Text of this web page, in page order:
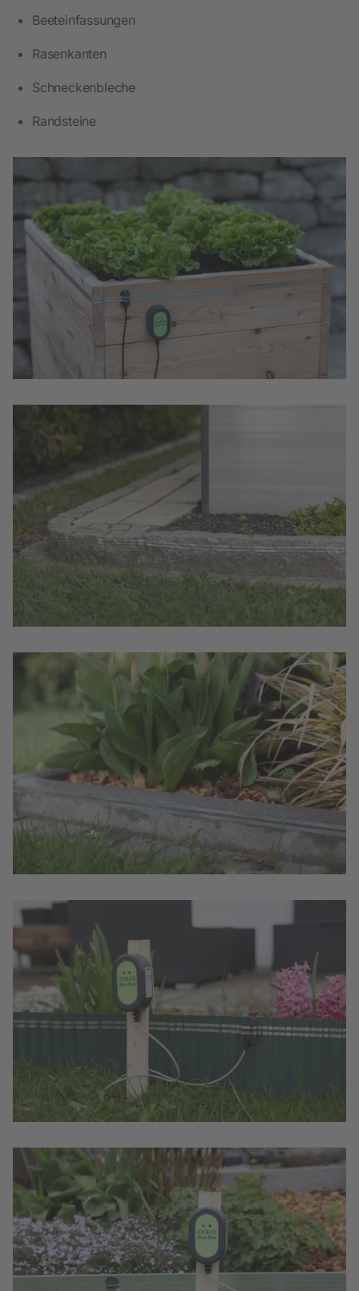
Beeteinfassungen
Rasenkanten
Schneckenbleche
Randsteine